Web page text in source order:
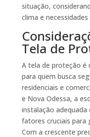
situação,
clima e
Tela de
A tela de proteção é
para quem busca
residenciais e
e Nova Odessa, a
instalação
fatores cruciais para
Com a crescente